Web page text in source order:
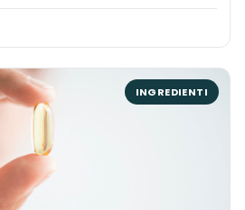
INGREDIENTI